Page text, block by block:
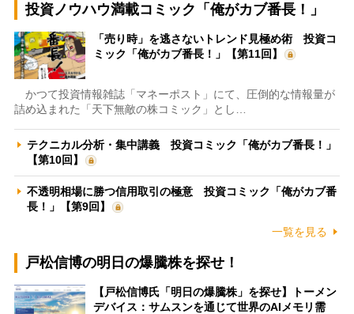
投資ノウハウ満載コミック「俺がカブ番長！」
「売り時」を逃さないトレンド見極め術 投資コ
ミック「俺がカブ番長！」【第11回】
かつて投資情報雑誌「マネーポスト」にて、圧倒的な情報量が
詰め込まれた「天下無敵の株コミック」とし…
テクニカル分析・集中講義 投資コミック「俺がカブ番長！」
【第10回】
不透明相場に勝つ信用取引の極意 投資コミック「俺がカブ番
長！」【第9回】
一覧を見る
戸松信博の明日の爆騰株を探せ！
【戸松信博氏「明日の爆騰株」を探せ】トーメン
デバイス：サムスンを通じて世界のAIメモリ需